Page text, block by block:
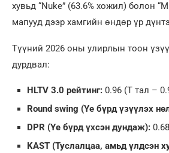
хувьд “Nuke” (63.6% хожил) болон
мапууд дээр хамгийн өндөр үр
Түүний 2026 оны улирлын тоон
дурдвал:
HLTV 3.0 рейтинг: 0.96 (T тал –
Round swing (Үе бүрд үзүүлэх
DPR (Үе бүрд үхсэн дундаж): 0.68
KAST (Туслалцаа, амьд үлдсэн